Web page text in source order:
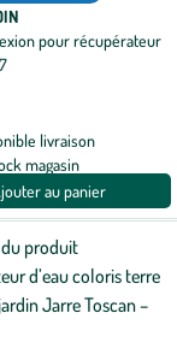
pour récupérateur
livraison
magasin
au panier